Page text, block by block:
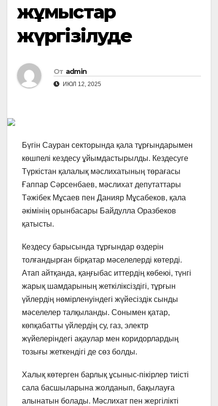
жұмыстар
жүргізілуде
От admin
ИЮЛ 12, 2025
Бүгін Сауран секторында қала тұрғындарымен
көшпелі кездесу ұйымдастырылды. Кездесуге
Түркістан қалалық мәслихатының төрағасы
Ғаппар Сәрсенбаев, мәслихат депутаттары
Тәжібек Мұсаев пен Данияр Мұсабеков, қала
әкімінің орынбасары Байдулла Оразбеков
қатысты.
Кездесу барысында тұрғындар өздерін
толғандырған бірқатар мәселелерді көтерді.
Атап айтқанда, қаңғыбас иттердің көбеюі, түнгі
жарық шамдарының жеткіліксіздігі, тұрғын
үйлердің нөмірленуіндегі жүйесіздік сынды
мәселелер талқыланды. Сонымен қатар,
көпқабатты үйлердің су, газ, электр
жүйелеріндегі ақаулар мен коридорлардың
тозығы жеткендігі де сөз болды.
Халық көтерген барлық ұсыныс-пікірлер тиісті
сала басшыларына жолданып, бақылауға
алынатын болады. Мәслихат пен жергілікті